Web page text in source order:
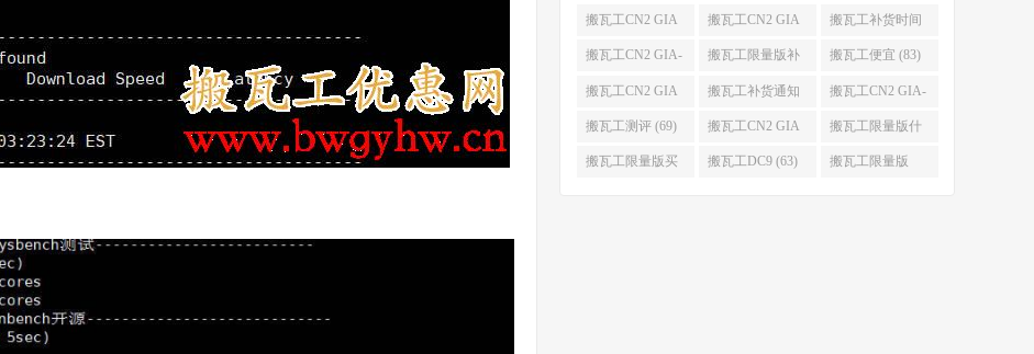
(98) (98)
搬瓦工CN2 GIA
便宜方案 (92)
搬瓦工CN2 GIA
限量版 (90)
搬瓦工补货时间
(89)
搬瓦工CN2 GIA-
E限量版 (84)
搬瓦工限量版补
货 (84)
搬瓦工便宜 (83)
搬瓦工CN2 GIA
优惠 (82)
搬瓦工补货通知
QQ群 (76)
搬瓦工CN2 GIA-
E便宜套餐 (76)
搬瓦工测评 (69) 搬瓦工CN2 GIA
限量版补货 (67)
搬瓦工限量版什
么时候补货 (67)
搬瓦工限量版买 搬瓦工DC9 (63) 搬瓦工限量版